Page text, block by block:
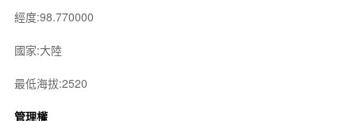
經度:98.770000
國家:大陸
最低海拔:2520
管理權